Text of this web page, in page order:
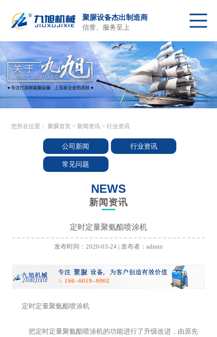
聚脲设备杰出制造商
信誉、服务至上
聚脲首页 聚脲喷涂设备 配件及原料
关于我们 产品中心 客户施工
新闻资讯 售后服务 联系我们
您所在位置： 聚脲首页> 新闻资讯> 行业资讯
公司新闻 行业资讯
常见问题
NEWS
新闻资讯
定时定量聚氨酯喷涂机
发布时间：2020-03-24 | 发布者：admin
定时定量聚氨酯喷涂机
把定时定量聚氨酯喷涂机的功能进行了升级改进，由原先